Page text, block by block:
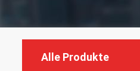
Alle Produkte